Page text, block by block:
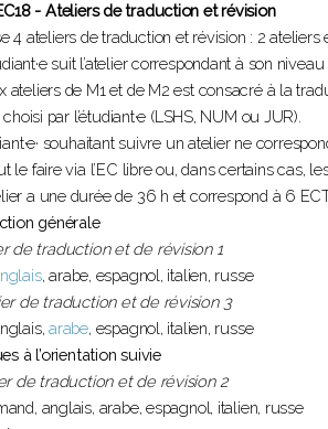
EC18 - Ateliers de traduction et révision
4 ateliers de traduction et révision : 2 ateliers
suit l’atelier correspondant à son
ateliers de M1 et de M2 est consacré à la
par l’étudiant·e (LSHS, NUM ou JUR).
souhaitant suivre un atelier ne
le faire via l’EC libre ou, dans certains cas,
a une durée de 36 h et correspond à 6
générale
de traduction et de révision 1
, arabe, espagnol, italien, russe
de traduction et de révision 3
arabe, espagnol, italien, russe
à l’orientation suivie
de traduction et de révision 2
anglais, arabe, espagnol, italien, russe